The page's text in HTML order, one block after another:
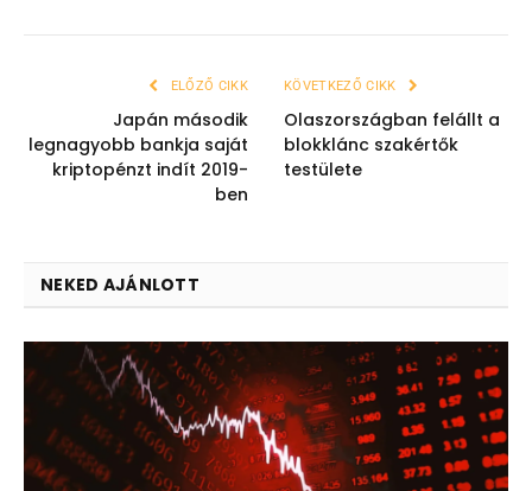
ELŐZŐ CIKK
Japán második
legnagyobb bankja saját
kriptopénzt indít 2019-
ben
KÖVETKEZŐ CIKK
Olaszországban felállt a
blokklánc szakértők
testülete
NEKED AJÁNLOTT